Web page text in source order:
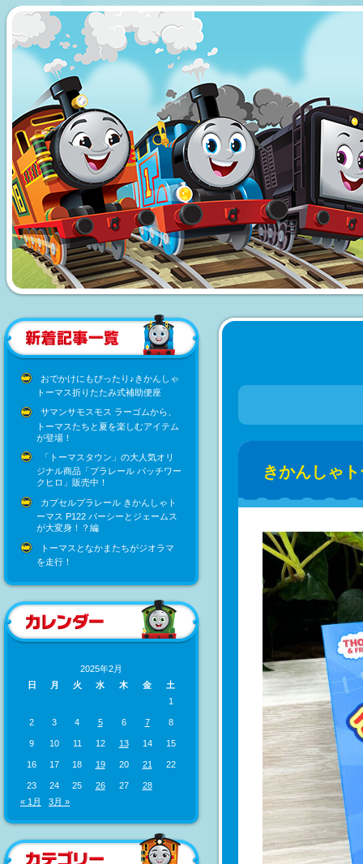
おでかけにもぴったり♪きかんしゃ
トーマス折りたたみ式補助便座
サマンサモスモス ラーゴムから、
トーマスたちと夏を楽しむアイテム
が登場！
「トーマスタウン」の大人気オリ
ジナル商品「プラレール パッチワー
クヒロ」販売中！
カプセルプラレール きかんしゃト
ーマス P122 パーシーとジェームス
が大変身！？編
トーマスとなかまたちがジオラマ
を走行！
2025年2月
日
月 火 水 木 金
土
1
2 3 4 5 6 7 8
9 10 11 12 13 14 15
16 17 18 19 20 21 22
23 24 25 26 27
28
« 1月
3月 »
きかんしゃ